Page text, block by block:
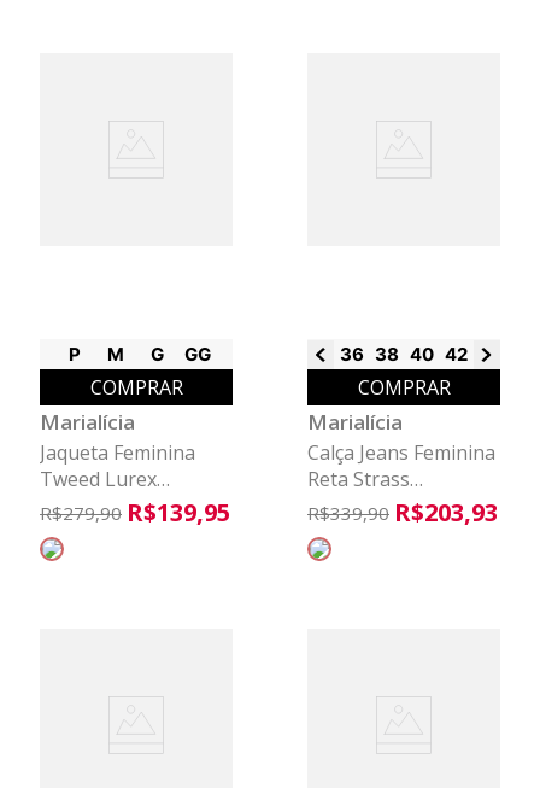
P M G GG
COMPRAR
Marialícia
Jaqueta Feminina
Tweed Lurex
Marialícia Bege
R$279,90 R$139,95
36 38 40 42 44
COMPRAR
Marialícia
Calça Jeans Feminina
Reta Strass
Marialícia Azul
R$339,90 R$203,93